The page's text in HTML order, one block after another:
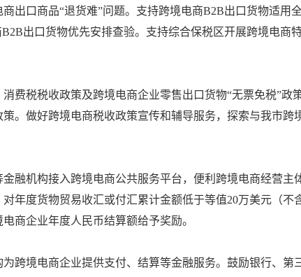
出口商品“退货难”问题。支持跨境电商B2B出口货物适用
出口货物优先安排查验。支持综合保税区开展跨境电商
费税税收政策及跨境电商企业零售出口货物“无票免税”政
。做好跨境电商税收政策宣传和辅导服务，探索与我市跨
融机构接入跨境电商公共服务平台，便利跨境电商经营主
年度货物贸易收汇或付汇累计金额低于等值20万美元（不
商企业年度人民币结算额给予奖励。
跨境电商企业提供支付、结算等金融服务。鼓励银行、第